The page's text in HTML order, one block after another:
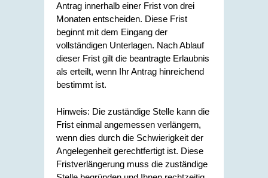
Antrag innerhalb einer Frist von drei
Monaten entscheiden. Diese Frist
beginnt mit dem Eingang der
vollständigen Unterlagen. Nach Ablauf
dieser Frist gilt die beantragte Erlaubnis
als erteilt, wenn Ihr Antrag hinreichend
bestimmt ist.
Hinweis: Die zuständige Stelle kann die
Frist einmal angemessen verlängern,
wenn dies durch die Schwierigkeit der
Angelegenheit gerechtfertigt ist. Diese
Fristverlängerung muss die zuständige